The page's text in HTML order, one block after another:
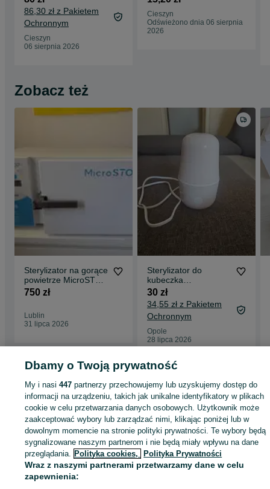
86,30 zł z Pakietem
Ochronnym
Cieszyn
06 sierpnia 2026
Cieszyn
Odświeżono dnia 06 sierpnia
2026
Zobacz też
Sterylizator na gorące
powietrze MicroSTOP
GP-10 LUBLIN
750 zł
Lublin
31 lipca 2026
Sterylizator do
kubeczka
menstruacyjnego
30 zł
34,55 zł z Pakietem
Ochronnym
Opole
28 lipca 2026
Strona główna Zdrowie i Uroda Pozostałe Pozostałe - Śląskie
Pozostałe -
Cieszyn
KATEGORIA
ID:896228285 Wyświetlenia:
Dbamy o Twoją prywatność
My i nasi447 partnerzy przechowujemy lub uzyskujemy dostęp do
informacji na urządzeniu, takich jak unikalne identyfikatory w plikach
cookie w celu przetwarzania danych osobowych. Użytkownik może
zaakceptować wybory lub zarządzać nimi, klikając poniżej lub w
dowolnym momencie na stronie polityki prywatności. Te wybory będą
sygnalizowane naszym partnerom i nie będą miały wpływu na dane
przeglądania. Polityka cookies, Polityka Prywatności
Wraz z naszymi partnerami przetwarzamy dane w celu
zapewnienia: